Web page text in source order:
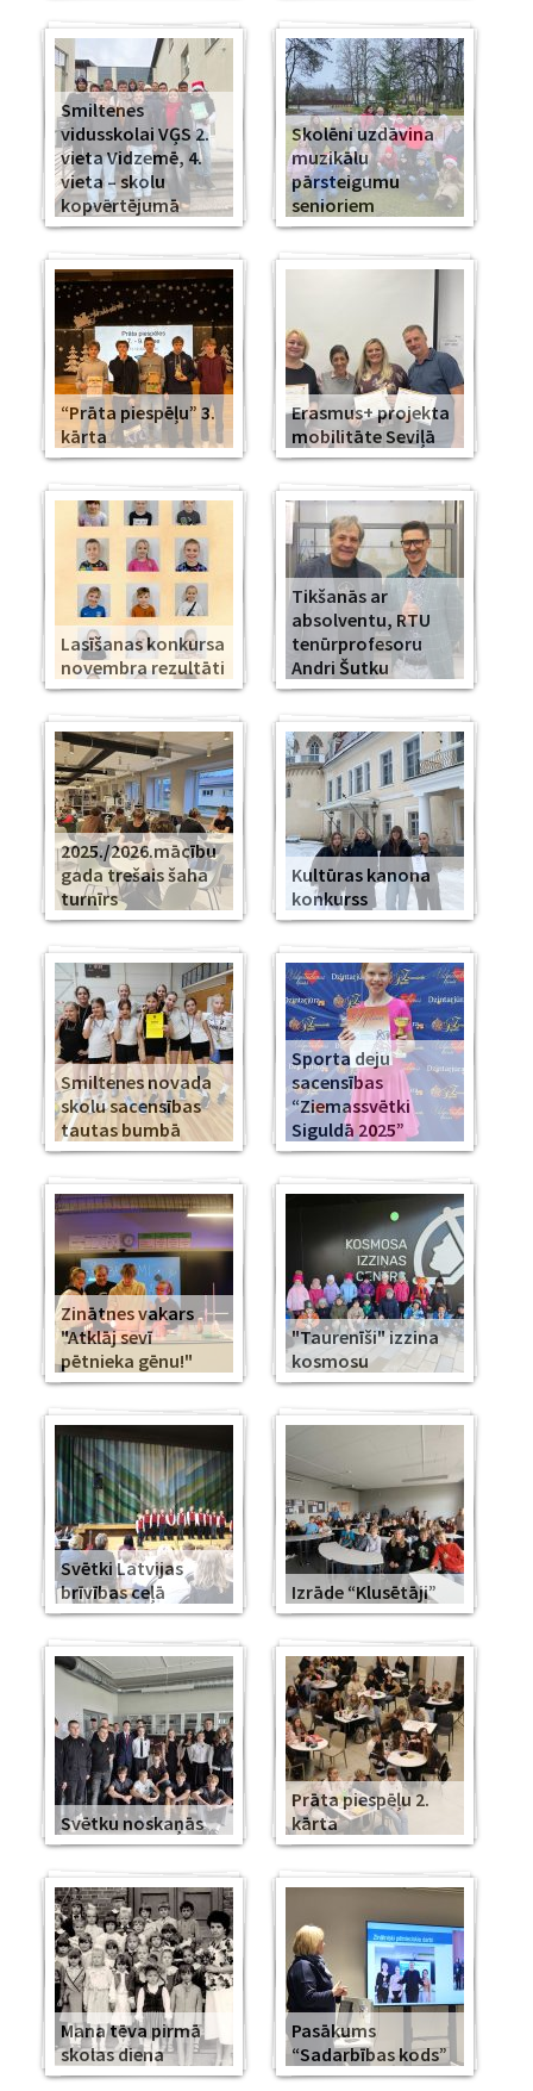
Smiltenes
vidusskolai VĢS 2.
vieta Vidzemē, 4.
vieta – skolu
kopvērtējumā
Skolēni uzdāvina
muzikālu
pārsteigumu
senioriem
“Prāta piespēļu” 3.
kārta
Erasmus+ projekta
mobilitāte Seviļā
Lasīšanas konkursa
novembra rezultāti
Tikšanās ar
absolventu, RTU
tenūrprofesoru
Andri Šutku
2025./2026.mācību
gada trešais šaha
turnīrs
Kultūras kanona
konkurss
Smiltenes novada
skolu sacensības
tautas bumbā
Sporta deju
sacensības
“Ziemassvētki
Siguldā 2025”
Zinātnes vakars
"Atklāj sevī
pētnieka gēnu!"
"Taurenīši" izzina
kosmosu
Svētki Latvijas
brīvības ceļā
Izrāde “Klusētāji”
Svētku noskaņās
Prāta piespēļu 2.
kārta
Mana tēva pirmā
skolas diena
Pasākums
“Sadarbības kods”